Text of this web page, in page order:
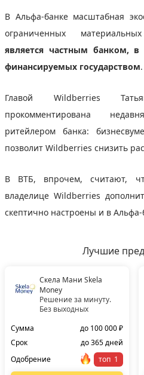
В Альфа-банке масштабная
ограниченных
является частным банком,
финансируемых государством.
Главой Wildberries
прокомментирована
ритейлером банка:
позволит Wildberries снизить
В ВТБ, впрочем, считают,
владелице Wildberries
скептично настроены и в Альфа-
Лучшие
Скела Мани Skela
Money
Решение за минуту.
Без выходных
Сумма
до 100 000 ₽
Срок
до 365 дней
Одобрение
топ